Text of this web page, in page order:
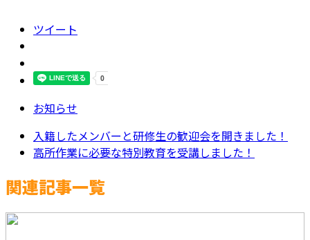
ツイート
お知らせ
入籍したメンバーと研修生の歓迎会を開きました！
高所作業に必要な特別教育を受講しました！
関連記事一覧